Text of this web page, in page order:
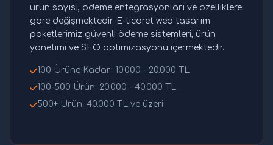
ürün sayısı, ödeme entegrasyonları ve özelliklere
göre değişmektedir. E-ticaret web tasarım
paketlerimiz güvenli ödeme sistemleri, ürün
yönetimi ve SEO optimizasyonu içermektedir.
100 Ürüne Kadar: 10.000 - 20.000 TL
100-500 Ürün: 20.000 - 40.000 TL
500+ Ürün: 40.000 TL ve üzeri